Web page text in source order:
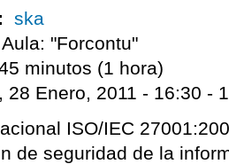
ska
Aula: "Forcontu"
minutos (1 hora)
28 Enero, 2011 - 16:30 -
ISO/IEC
de seguridad de la